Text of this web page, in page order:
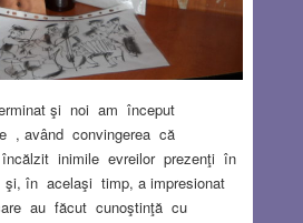
şi noi am început
, având convingerea că
inimile evreilor prezenţi în
în acelaşi timp, a impresionat
au făcut cunoştinţă cu